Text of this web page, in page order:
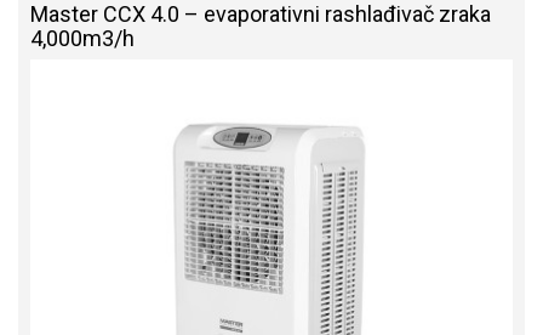
Master CCX 4.0 – evaporativni rashlađivač zraka
4,000m3/h